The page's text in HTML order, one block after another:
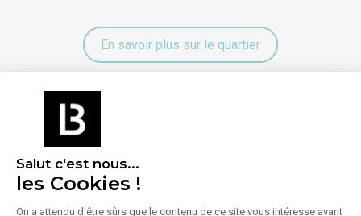
Salut c'est nous...
les Cookies !
On a attendu d'être sûrs que le contenu de ce site vous intéresse avant
En savoir plus sur le quartier
Consommation (énergie primaire) : Non communiqué